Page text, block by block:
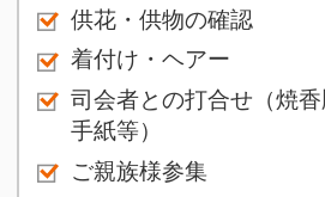
供花・供物の確認
着付け・ヘアー
司会者との打合せ（焼
手紙等）
ご親族様参集